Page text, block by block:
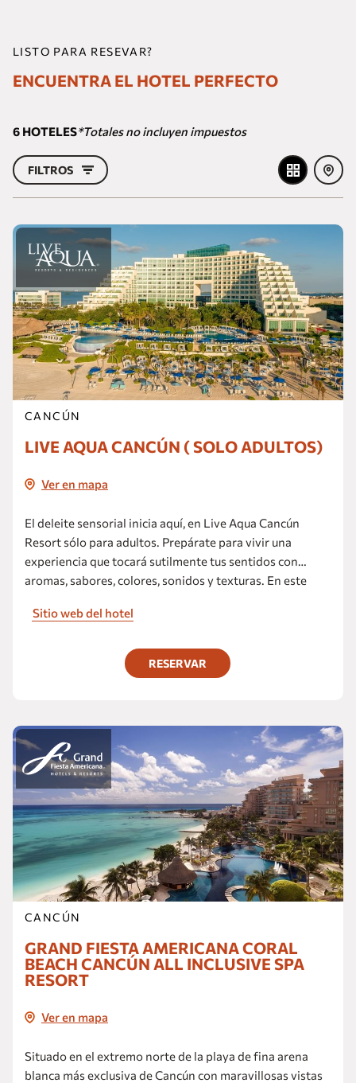
LISTO PARA RESEVAR?
ENCUENTRA EL HOTEL PERFECTO
6 HOTELES*Totales no incluyen impuestos
FILTROS
CANCÚN
LIVE AQUA CANCÚN ( SOLO ADULTOS)
Ver en mapa
El deleite sensorial inicia aquí, en Live Aqua Cancún
Resort sólo para adultos. Prepárate para vivir una
experiencia que tocará sutilmente tus sentidos con
aromas, sabores, colores, sonidos y texturas. En este
para satisfacer tus deseos.
Sitio web del hotel
RESERVAR
CANCÚN
GRAND FIESTA AMERICANA CORAL
BEACH CANCÚN ALL INCLUSIVE SPA
RESORT
Ver en mapa
Situado en el extremo norte de la playa de fina arena
blanca más exclusiva de Cancún con maravillosas vistas